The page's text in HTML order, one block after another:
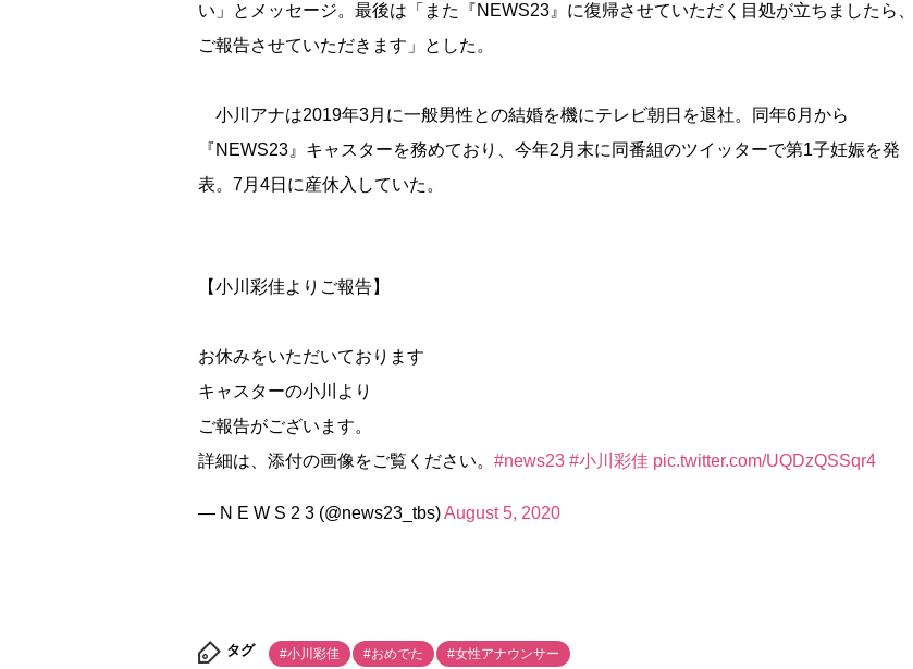
い」とメッセージ。最後は「また『NEWS23』に復帰させていただく目処が立ちましたら、
ご報告させていただきます」とした。
小川アナは2019年3月に一般男性との結婚を機にテレビ朝日を退社。同年6月から
『NEWS23』キャスターを務めており、今年2月末に同番組のツイッターで第1子妊娠を発
表。7月4日に産休入していた。
【小川彩佳よりご報告】
お休みをいただいております
キャスターの小川より
ご報告がございます。
詳細は、添付の画像をご覧ください。 #news23 #小川彩佳 pic.twitter.com/UQDzQSSqr4
— N E W S 2 3 (@news23_tbs)August 5, 2020
タグ #小川彩佳 #おめでた #女性アナウンサー